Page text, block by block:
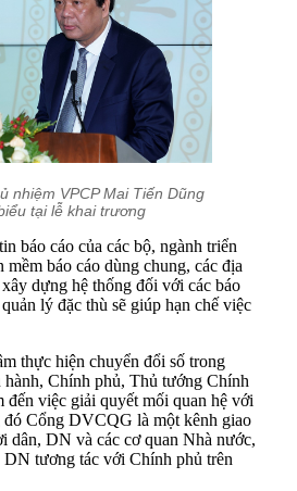
nhiệm VPCP Mai Tiến Dũng
tại lễ khai trương
báo cáo của các bộ, ngành triển
mềm báo cáo dùng chung, các địa
dựng hệ thống đối với các báo
lý đặc thù sẽ giúp hạn chế việc
thực hiện chuyển đổi số trong
hành, Chính phủ, Thủ tướng Chính
đến việc giải quyết mối quan hệ với
Cổng DVCQG là một kênh giao
dân, DN và các cơ quan Nhà nước,
DN tương tác với Chính phủ trên